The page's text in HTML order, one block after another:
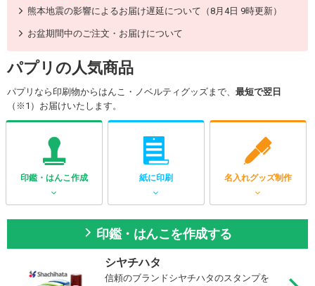
熊本地震の影響によるお届け遅延について（8月4日 9時更新）
お盆期間中のご注文・お届けについて
パプリの人気商品
パプリなら印刷物からはんこ・ノベルティグッズまで、 最短で翌日
（※1）お届けいたします。
印鑑・はんこ作成 紙に印刷 名入れグッズ制作
印鑑・はんこを作成する
シヤチハタ
信頼のブランドシヤチハタのスタンプを